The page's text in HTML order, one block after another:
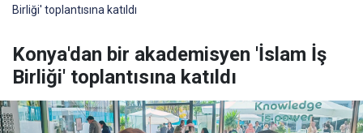
Birliği' toplantısına katıldı
Konya'dan bir akademisyen 'İslam İş
Birliği' toplantısına katıldı